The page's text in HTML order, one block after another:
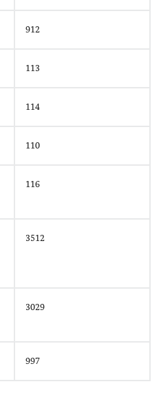
912
113
114
110
116
3512
3029
997